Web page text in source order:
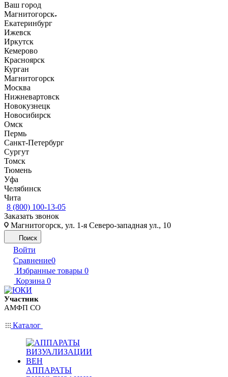
Ваш город
Магнитогорск
Екатеринбург
Ижевск
Иркутск
Кемерово
Красноярск
Курган
Магнитогорск
Москва
Нижневартовск
Новокузнецк
Новосибирск
Омск
Пермь
Санкт-Петербург
Сургут
Томск
Тюмень
Уфа
Челябинск
Чита
8 (800) 100-13-05
Заказать звонок
Магнитогорск, ул. 1-я Северо-западная ул., 10
Поиск
Войти
Сравнение0
Избранные товары 0
Корзина 0
Участник
АМФП СО
Каталог
АППАРАТЫ